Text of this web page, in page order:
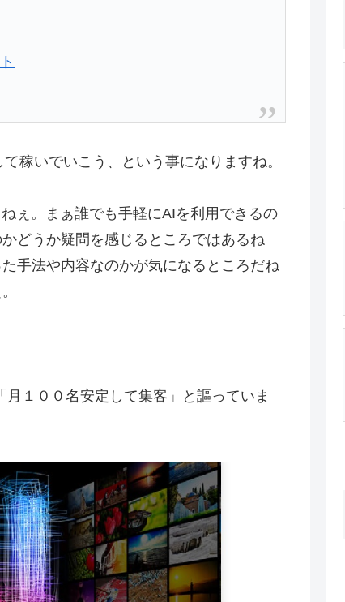
稼いでいこう、という事になりますね。
ぇ。まぁ誰でも手軽にAIを利用できるの
どうか疑問を感じるところではあるね
手法や内容なのかが気になるところだね
「月１００名安定して集客」
と謳っていま